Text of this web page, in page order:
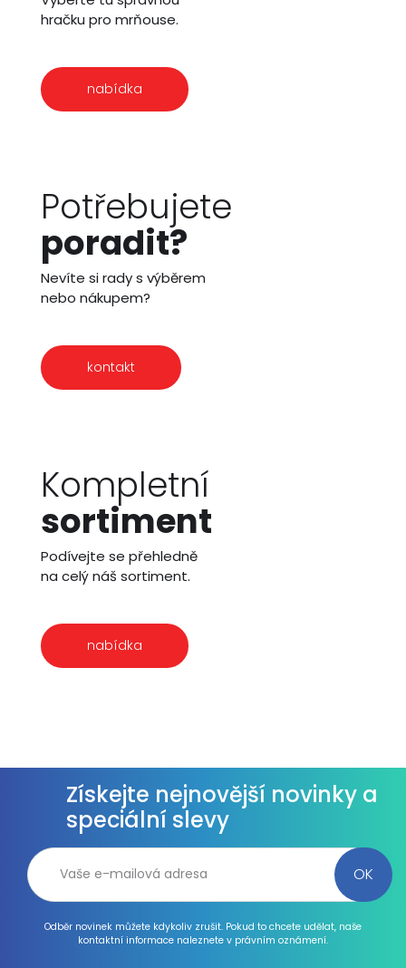
hračku pro mrňouse.
nabídka
Potřebujete
poradit?
Nevíte si rady s výběrem
nebo nákupem?
kontakt
Kompletní
sortiment
Podívejte se přehledně
na celý náš sortiment.
nabídka
Získejte nejnovější novinky a
speciální slevy
Odběr novinek můžete kdykoliv zrušit. Pokud to chcete udělat, naše
kontaktní informace naleznete v právním oznámení.